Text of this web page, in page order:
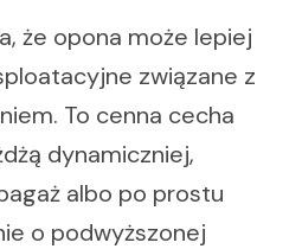
że opona może lepiej
związane z
To cenna cecha
dynamiczniej,
albo po prostu
o podwyższonej